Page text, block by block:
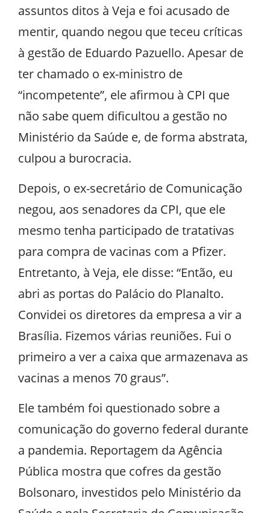
assuntos ditos à Veja e foi acusado de
mentir, quando negou que teceu críticas
à gestão de Eduardo Pazuello. Apesar de
ter chamado o ex-ministro de
“incompetente”, ele afirmou à CPI que
não sabe quem dificultou a gestão no
Ministério da Saúde e, de forma abstrata,
culpou a burocracia.
Depois, o ex-secretário de Comunicação
negou, aos senadores da CPI, que ele
mesmo tenha participado de tratativas
para compra de vacinas com a Pfizer.
Entretanto, à Veja, ele disse: “Então, eu
abri as portas do Palácio do Planalto.
Convidei os diretores da empresa a vir a
Brasília. Fizemos várias reuniões. Fui o
primeiro a ver a caixa que armazenava as
vacinas a menos 70 graus”.
Ele também foi questionado sobre a
comunicação do governo federal durante
a pandemia. Reportagem da Agência
Pública mostra que cofres da gestão
Bolsonaro, investidos pelo Ministério da